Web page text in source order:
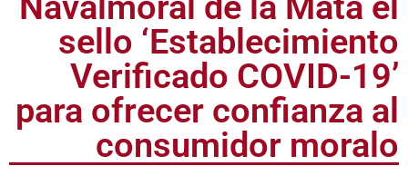
Navalmoral de la Mata el
sello ‘Establecimiento
Verificado COVID-19’
para ofrecer confianza al
consumidor moralo